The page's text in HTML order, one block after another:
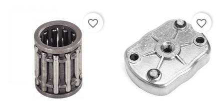
favorite_border favorite_border